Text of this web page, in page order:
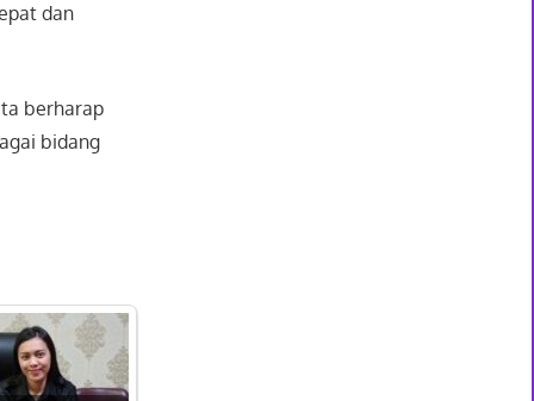
dan
berharap
bidang